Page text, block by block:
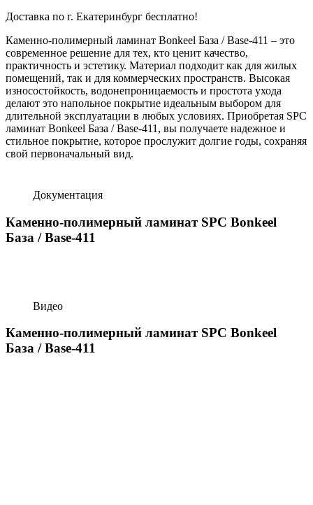
Доставка по г. Екатеринбург бесплатно!
Каменно-полимерный ламинат Bonkeel База / Base-411 – это
современное решение для тех, кто ценит качество,
практичность и эстетику. Материал подходит как для жилых
помещений, так и для коммерческих пространств. Высокая
износостойкость, водонепроницаемость и простота ухода
делают это напольное покрытие идеальным выбором для
длительной эксплуатации в любых условиях. Приобретая SPC
ламинат Bonkeel База / Base-411, вы получаете надежное и
стильное покрытие, которое прослужит долгие годы, сохраняя
свой первоначальный вид.
Документация
Каменно-полимерный ламинат SPC Bonkeel
База / Base-411
Видео
Каменно-полимерный ламинат SPC Bonkeel
База / Base-411